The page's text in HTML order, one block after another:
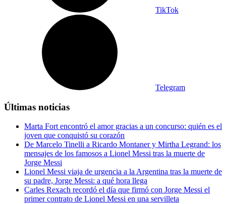
TikTok
Telegram
Últimas noticias
Marta Fort encontró el amor gracias a un concurso: quién es el
joven que conquistó su corazón
De Marcelo Tinelli a Ricardo Montaner y Mirtha Legrand: los
mensajes de los famosos a Lionel Messi tras la muerte de
Jorge Messi
Lionel Messi viaja de urgencia a la Argentina tras la muerte de
su padre, Jorge Messi: a qué hora llega
Carles Rexach recordó el día que firmó con Jorge Messi el
primer contrato de Lionel Messi en una servilleta